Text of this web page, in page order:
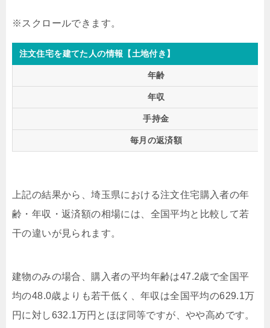
注文住宅を建てた人の情報【土地付き】
年齢
年収
手持金
毎月の返済額
上記の結果から、埼玉県における注文住宅購入者の年
齢・年収・返済額の相場には、全国平均と比較して若
干の違いが見られます。
建物のみの場合、購入者の平均年齢は47.2歳で全国平
均の48.0歳よりも若干低く、年収は全国平均の629.1万
円に対し632.1万円とほぼ同等ですが、やや高めです。